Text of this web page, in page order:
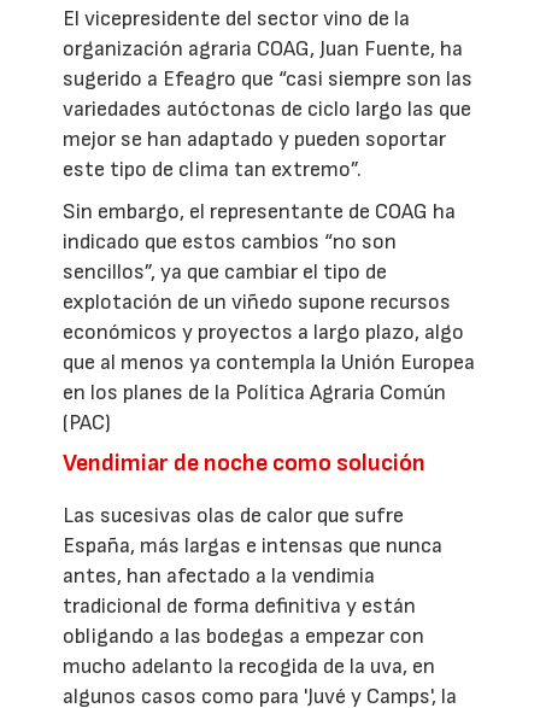
El vicepresidente del sector vino de la
organización agraria COAG, Juan Fuente, ha
sugerido a Efeagro que “casi siempre son las
variedades autóctonas de ciclo largo las que
mejor se han adaptado y pueden soportar
este tipo de clima tan extremo”.
Sin embargo, el representante de COAG ha
indicado que estos cambios “no son
sencillos”, ya que cambiar el tipo de
explotación de un viñedo supone recursos
económicos y proyectos a largo plazo, algo
que al menos ya contempla la Unión Europea
en los planes de la Política Agraria Común
(PAC)
Vendimiar de noche como solución
Las sucesivas olas de calor que sufre
España, más largas e intensas que nunca
antes, han afectado a la vendimia
tradicional de forma definitiva y están
obligando a las bodegas a empezar con
mucho adelanto la recogida de la uva, en
algunos casos como para 'Juvé y Camps', la